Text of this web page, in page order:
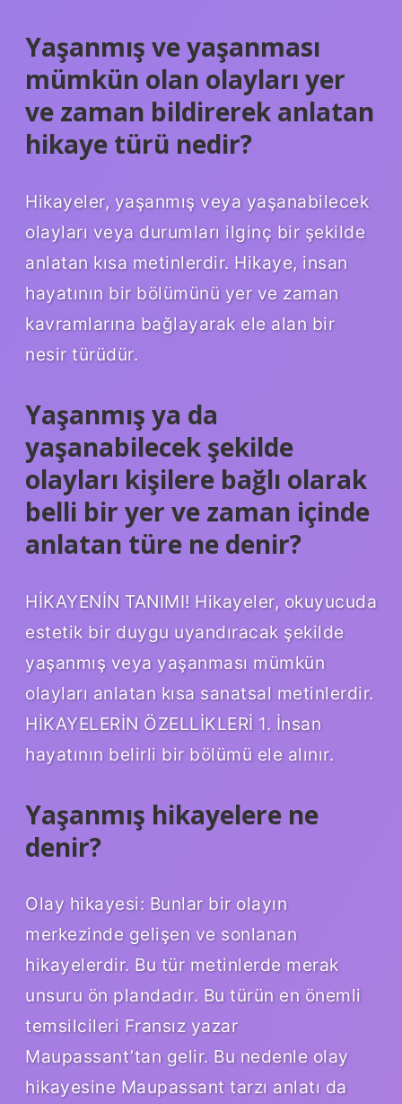
Yaşanmış ve yaşanması
mümkün olan olayları yer
ve zaman bildirerek anlatan
hikaye türü nedir?
Hikayeler, yaşanmış veya yaşanabilecek
olayları veya durumları ilginç bir şekilde
anlatan kısa metinlerdir. Hikaye, insan
hayatının bir bölümünü yer ve zaman
kavramlarına bağlayarak ele alan bir
nesir türüdür.
Yaşanmış ya da
yaşanabilecek şekilde
olayları kişilere bağlı olarak
belli bir yer ve zaman içinde
anlatan türe ne denir?
HİKAYENİN TANIMI! Hikayeler, okuyucuda
estetik bir duygu uyandıracak şekilde
yaşanmış veya yaşanması mümkün
olayları anlatan kısa sanatsal metinlerdir.
HİKAYELERİN ÖZELLİKLERİ 1. İnsan
hayatının belirli bir bölümü ele alınır.
Yaşanmış hikayelere ne
denir?
Olay hikayesi: Bunlar bir olayın
merkezinde gelişen ve sonlanan
hikayelerdir. Bu tür metinlerde merak
unsuru ön plandadır. Bu türün en önemli
temsilcileri Fransız yazar
Maupassant’tan gelir. Bu nedenle olay
hikayesine Maupassant tarzı anlatı da